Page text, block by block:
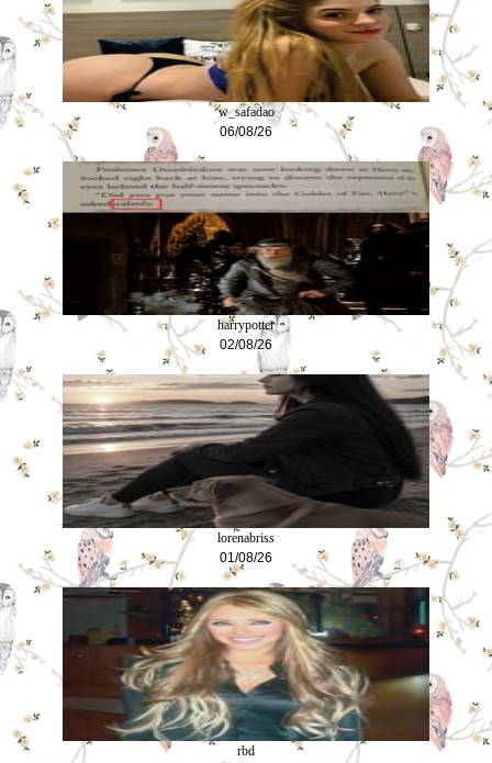
w_safadao
06/08/26
harrypotter
02/08/26
lorenabriss
01/08/26
rbd